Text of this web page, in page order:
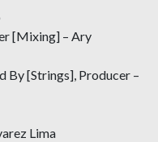
[Mixing] – Ary
By [Strings], Producer –
Lima